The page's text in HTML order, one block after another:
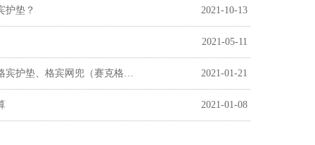
2021-10-13 
护垫？
2021-05-11 
2021-01-21 
格宾网片可制作成格宾网箱、格宾护垫、格宾网兜（赛克格宾）
2021-01-08 